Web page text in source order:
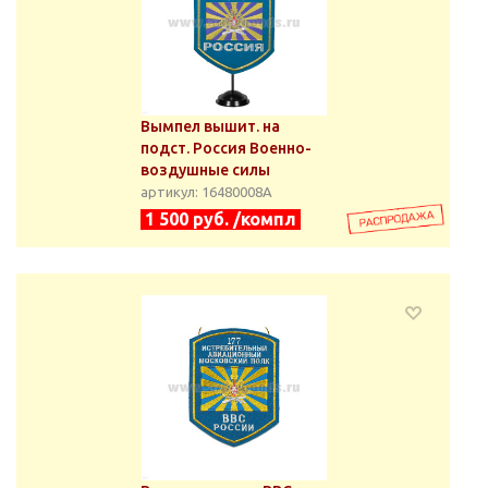
Вымпел вышит. на
подст. Россия Военно-
воздушные силы
артикул: 16480008А
1 500 руб. /компл